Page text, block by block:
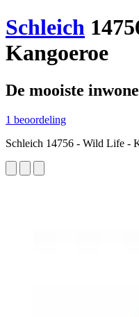
Schleich
Kangoeroe
De mooiste
1 beoordeling
Schleich 14756 - Wild Life -